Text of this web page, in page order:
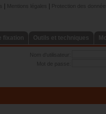
Mentions légales Protection des données
Nom d'utilisateur:
Mot de passe: